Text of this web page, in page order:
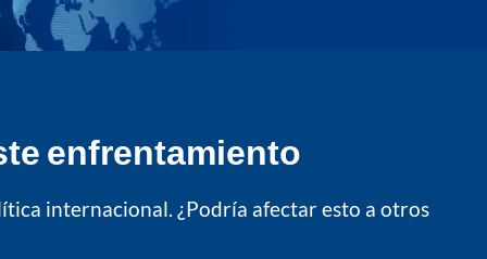
enfrentamiento
internacional. ¿Podría afectar esto a otros